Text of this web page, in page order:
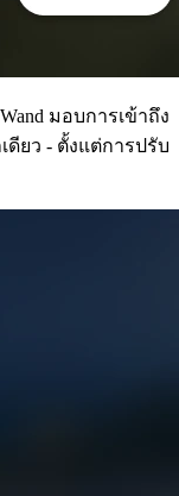
มอบการเข้าถึง
ยว - ตั้งแต่การปรับ